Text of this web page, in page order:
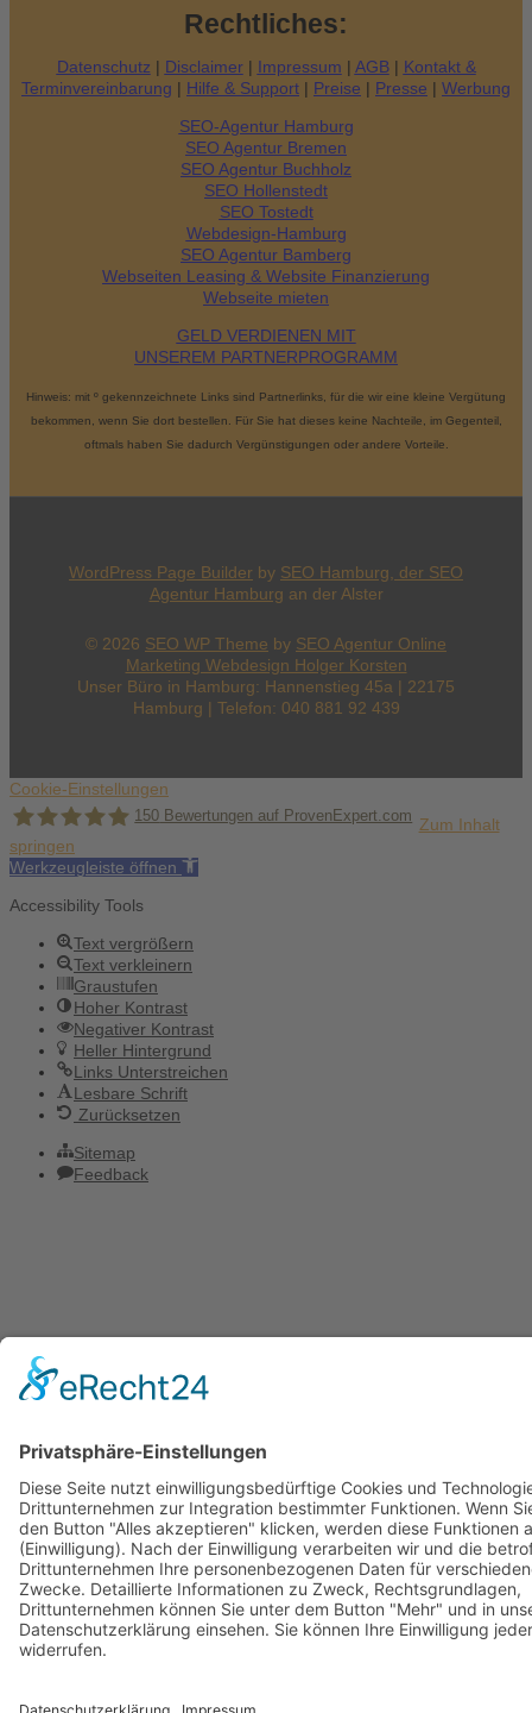
Rechtliches:
Datenschutz | Disclaimer| Impressum | AGB| Kontakt &
Terminvereinbarung | Hilfe & Support | Preise | Presse | Werbung
SEO-Agentur Hamburg
SEO Agentur Bremen
SEO Agentur Buchholz
SEO Hollenstedt
SEO Tostedt
Webdesign-Hamburg
SEO Agentur Bamberg
Webseiten Leasing & Website Finanzierung
Webseite mieten
GELD VERDIENEN MIT
UNSEREM PARTNERPROGRAMM
Hinweis: mit º gekennzeichnete Links sind Partnerlinks, für die wir eine kleine Vergütung
bekommen, wenn Sie dort bestellen. Für Sie hat dieses keine Nachteile, im Gegenteil,
oftmals haben Sie dadurch Vergünstigungen oder andere Vorteile.
WordPress Page Builder by SEO Hamburg, der SEO
Agentur Hamburg an der Alster
© 2026 SEO WP Theme by SEO Agentur Online
Marketing Webdesign Holger Korsten
Unser Büro in Hamburg: Hannenstieg 45a | 22175
Hamburg | Telefon: 040 881 92 439
Cookie-Einstellungen
150 Bewertungen auf ProvenExpert.com Zum Inhalt
springen
Werkzeugleiste öffnen
Accessibility Tools
Text vergrößern
Text verkleinern
Graustufen
Hoher Kontrast
Negativer Kontrast
Heller Hintergrund
Links Unterstreichen
Lesbare Schrift
Zurücksetzen
Sitemap
Feedback